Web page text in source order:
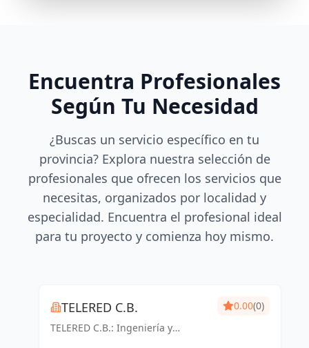
Encuentra Profesionales
Según Tu Necesidad
¿Buscas un servicio específico en tu
provincia? Explora nuestra selección de
profesionales que ofrecen los servicios que
necesitas, organizados por localidad y
especialidad. Encuentra el profesional ideal
para tu proyecto y comienza hoy mismo.
TELERED C.B.
TELERED C.B.: Ingeniería y
0.00(0)